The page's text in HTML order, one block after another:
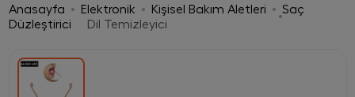
Anasayfa Elektronik Kişisel Bakım Aletleri
Saç
Düzleştirici
Dil Temizleyici